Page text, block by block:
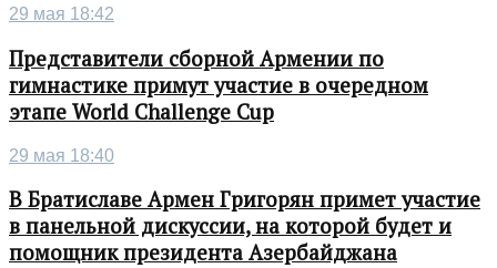
29 мая 18:42
Представители сборной Армении по
гимнастике примут участие в очередном
этапе World Challenge Cup
29 мая 18:40
В Братиславе Армен Григорян примет участие
в панельной дискуссии, на которой будет и
помощник президента Азербайджана